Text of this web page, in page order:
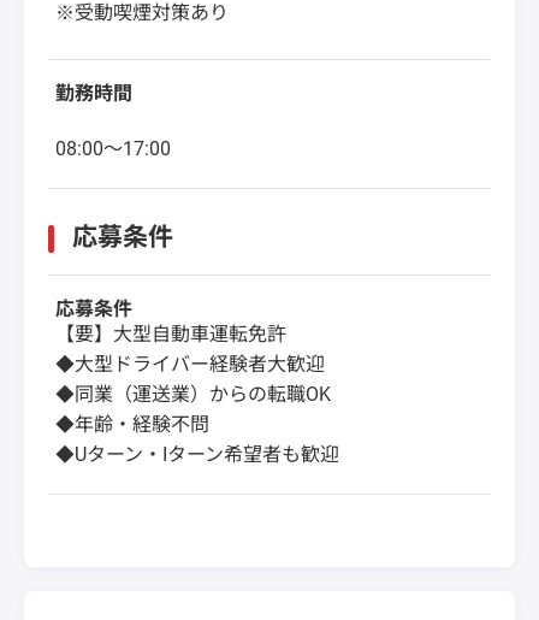
※受動喫煙対策あり
勤務時間
08:00～17:00
応募条件
応募条件
【要】大型自動車運転免許
◆大型ドライバー経験者大歓迎
◆同業（運送業）からの転職OK
◆年齢・経験不問
◆Uターン・Iターン希望者も歓迎